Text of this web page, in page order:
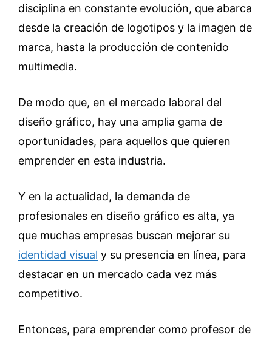
disciplina en constante evolución, que abarca
desde la creación de logotipos y la imagen de
marca, hasta la producción de contenido
multimedia.
De modo que, en el mercado laboral del
diseño gráfico, hay una amplia gama de
oportunidades, para aquellos que quieren
emprender en esta industria.
Y en la actualidad, la demanda de
profesionales en diseño gráfico es alta, ya
que muchas empresas buscan mejorar su
identidad visual y su presencia en línea, para
destacar en un mercado cada vez más
competitivo.
Entonces, para emprender como profesor de